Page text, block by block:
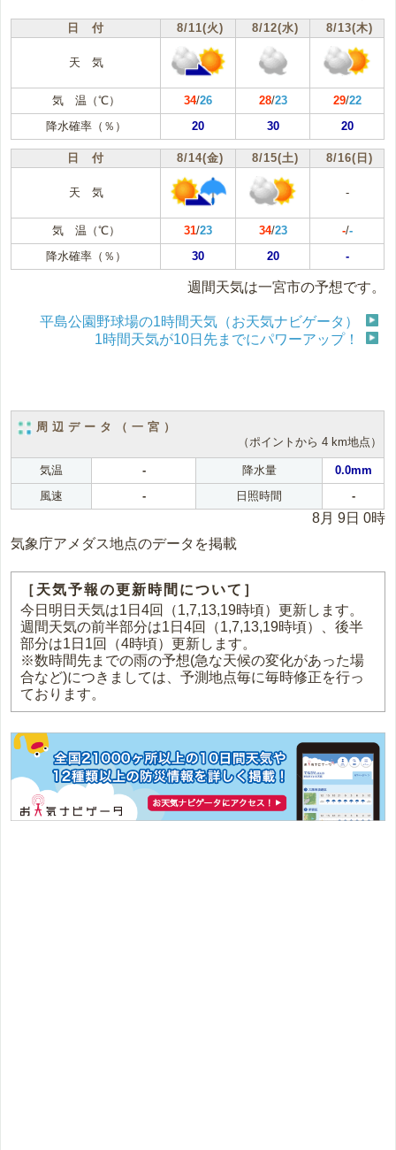
日 付 8/11(火) 8/12(水) 8/13(木)
天 気
気 温（℃） 34/26 28/23 29/22
降水確率（％）
20 30 20
日 付 8/14(金) 8/15(土) 8/16(日)
天 気 -
気 温（℃） 31/23 34/23 -/-
降水確率（％）
30 20 -
週間天気は一宮市の予想です。
平島公園野球場の1時間天気（お天気ナビゲータ）
1時間天気が10日先までにパワーアップ！
周辺データ（一宮）
（ポイントから 4 km地点）
気温 - 降水量
0.0mm
風速
- 日照時間 -
8月 9日 0時
気象庁アメダス地点のデータを掲載
［天気予報の更新時間について］
今日明日天気は1日4回（1,7,13,19時頃）更新します。
週間天気の前半部分は1日4回（1,7,13,19時頃）、後半
部分は1日1回（4時頃）更新します。
※数時間先までの雨の予想(急な天候の変化があった場
合など)につきましては、予測地点毎に毎時修正を行っ
ております。